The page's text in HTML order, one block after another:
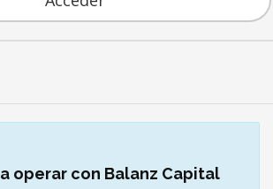
a operar con Balanz Capital